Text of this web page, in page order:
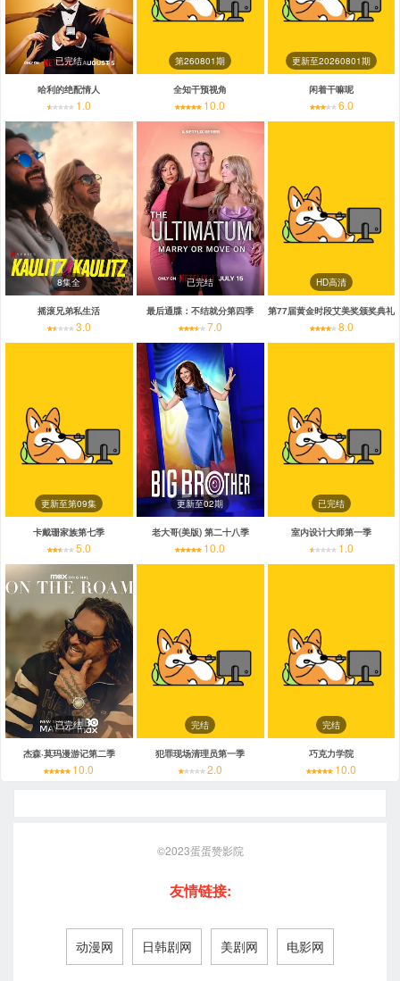
已完结
哈利的绝配情人
1.0
第260801期
全知干预视角
10.0
更新至20260801期
闲着干嘛呢
6.0
8集全
摇滚兄弟私生活
3.0
已完结
最后通牒：不结就分第四季
7.0
HD高清
第77届黄金时段艾美奖颁奖典礼
8.0
更新至第09集
卡戴珊家族第七季
5.0
更新至02期
老大哥(美版) 第二十八季
10.0
已完结
室内设计大师第一季
1.0
已完结
杰森·莫玛漫游记第二季
10.0
完结
犯罪现场清理员第一季
2.0
完结
巧克力学院
10.0
©2023蛋蛋赞影院
友情链接:
动漫网 日韩剧网 美剧网 电影网